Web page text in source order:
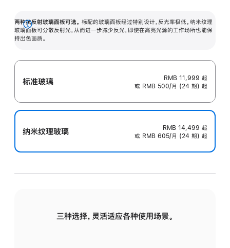
两种抗反射玻璃面板可选。 标配的玻璃面板经过特别设计，反光率极低。纳米纹理
玻璃面板可分散反射光，从而进一步减少反光，即使在高亮光源的工作场所也能保
持出色画质。
展
开
标准玻璃 RMB 11,999 起
或 RMB 500/月 (24 期) 起
纳米纹理玻璃 RMB 14,499 起
或 RMB 605/月 (24 期) 起
三种选择，灵活适应各种使用场景。